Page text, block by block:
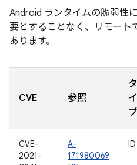
Android ランタイムの脆弱性
要とすることなく、リモート
あります。
CVE 参照
タ
イ
プ
CVE-
2021-
A-
171980069
ID